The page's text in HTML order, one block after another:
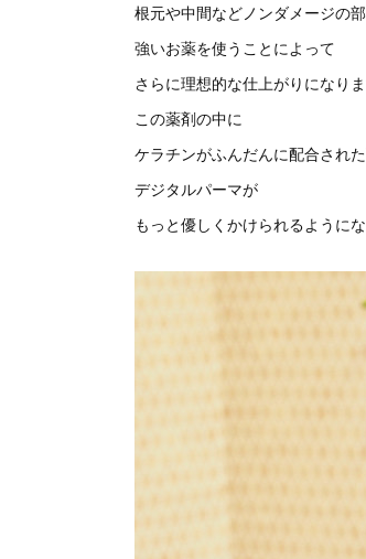
根元や中間などノンダメージの
強いお薬を使うことによって
さらに理想的な仕上がりになりま
この薬剤の中に
ケラチンがふんだんに配合され
デジタルパーマが
もっと優しくかけられるように